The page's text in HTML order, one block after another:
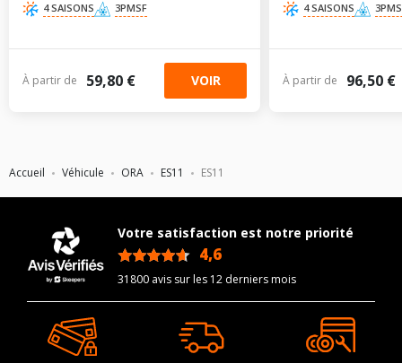
Accueil Véhicule ORA ES11 ES11
2020 EV / GT (171CV)
Dimension
Pression
Pression
AR
AV
AR
2.5
V
215/50R18 92
- - - -
215/45R19 99
V
- - -
2020 EV / GT (171CV)
Marque du véhicule
ORA
4 SAISONS 3PMSF
À partir de 59,80 € VOIR
4 SAISONS
À partir de 96,50 €
Votre satisfaction est notre priorité
4,6
31800 avis sur les 12 derniers mois